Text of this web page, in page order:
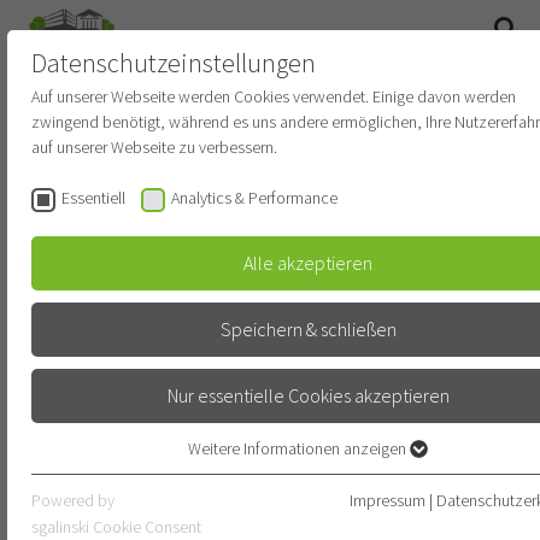
Newsroom
STARTDATUM
ENDDATUM
KATEGORIE WÄHLEN
SUBKATEGORIE
Datenschutzeinstellungen
Auf unserer Webseite werden Cookies verwendet. Einige davon werden
zwingend benötigt, während es uns andere ermöglichen, Ihre
auf unserer Webseite zu verbessern.
Essentiell Analytics & Performance
Alle akzeptieren
Speichern & schließen
Nur essentielle Cookies akzeptieren
Essentielle Cookies werden für grundlegende Funktionen der Webseite
benötigt. Dadurch ist gewährleistet, dass die Webseite einwandfrei
Weitere Informationen anzeigen
Powered by
sgalinski Cookie Consent
Impressum |